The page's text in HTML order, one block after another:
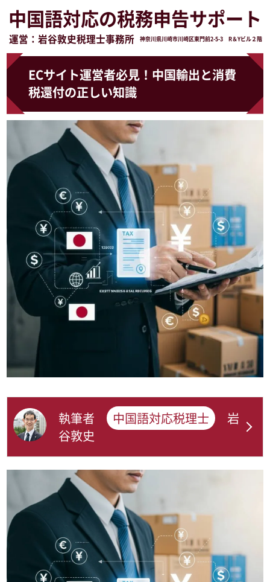
中国語対応の税務申告サポート
運営：岩谷敦史税理士事務所 神奈川県川崎市川崎区東門前2-5-3 R＆Yビル２階
ECサイト運営者必見！中国輸出と消費
税還付の正しい知識
執筆者 中国語対応税理士
岩
谷敦史